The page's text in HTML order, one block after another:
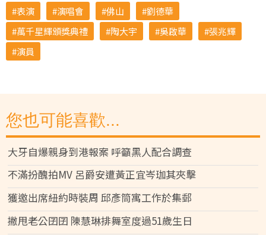
表演 演唱會 佛山
劉德華
萬千星輝頒獎典禮
陶大宇 吳啟華
張兆輝
演員
您也可能喜歡...
大牙自爆親身到港報案 呼籲黑人配合調查
不滿扮醜拍MV 呂爵安遭黃正宜岑珈其夾擊
獲邀出席紐約時裝周 邱彥筒寓工作於集郵
撇甩老公囝囝 陳慧琳排舞室度過51歲生日